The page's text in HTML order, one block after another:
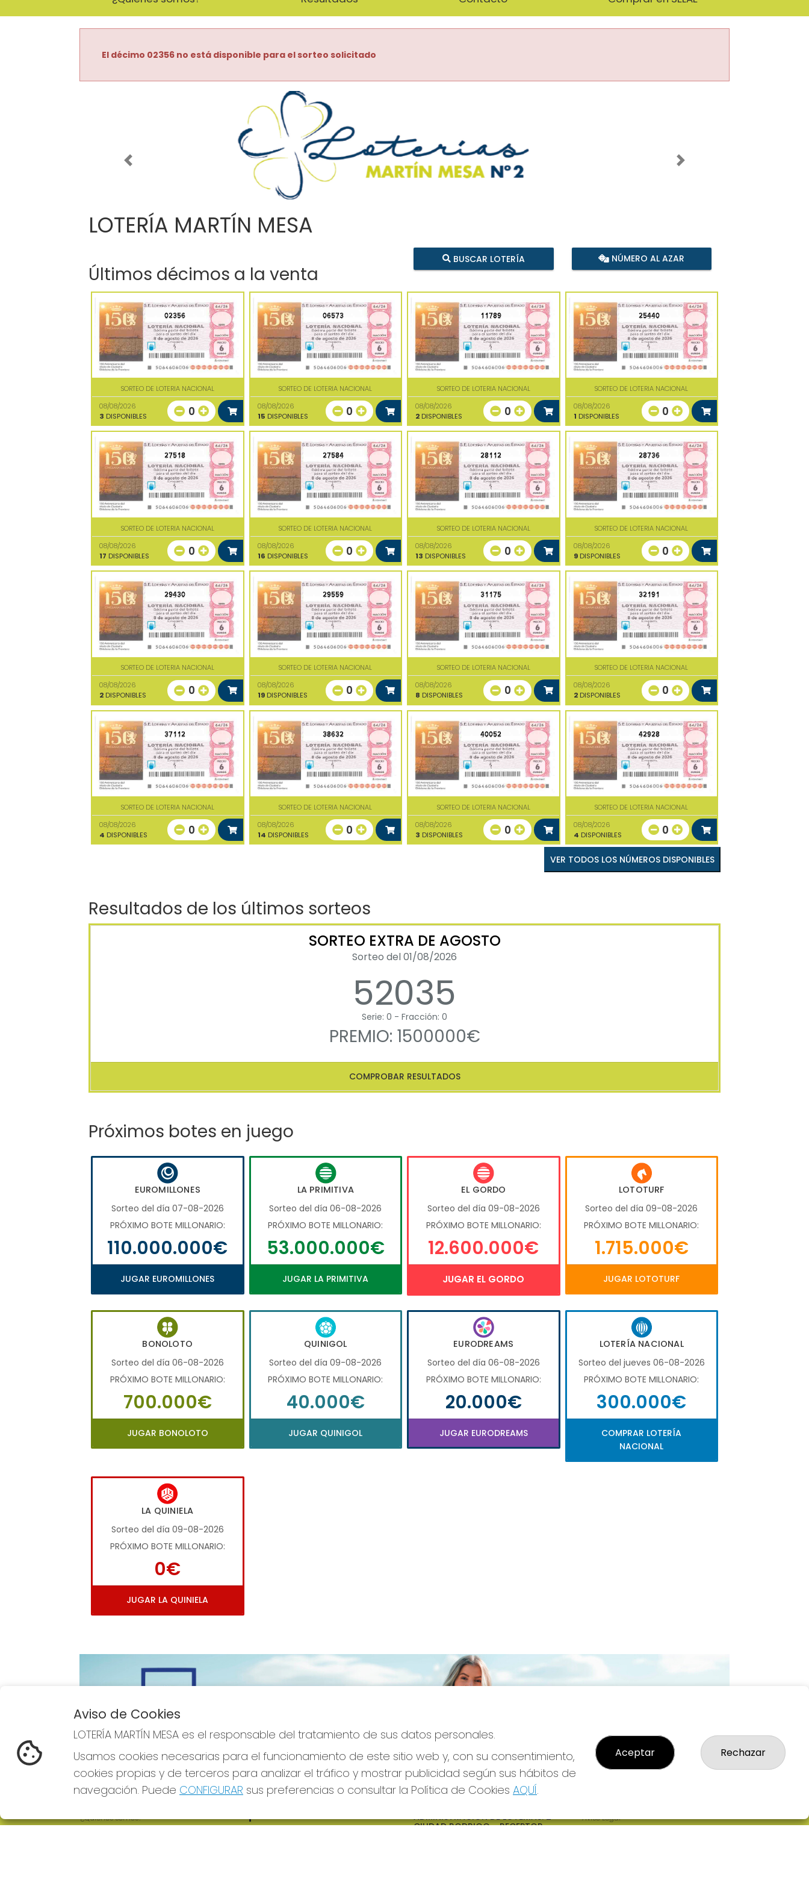
El décimo 02356 no está disponible para el sorteo solicitado
Imagen anterior Imagen siguiente
LOTERÍA MARTÍN MESA
Últimos décimos a la venta
BUSCAR LOTERÍA NÚMERO AL AZAR
02356
SORTEO DE LOTERIA NACIONAL
08/08/2026
3 DISPONIBLES 0
06573
SORTEO DE LOTERIA NACIONAL
08/08/2026
15 DISPONIBLES 0
11789
SORTEO DE LOTERIA NACIONAL
08/08/2026
2 DISPONIBLES 0
25440
SORTEO DE LOTERIA NACIONAL
08/08/2026
1 DISPONIBLES 0
27518
SORTEO DE LOTERIA NACIONAL
08/08/2026
17 DISPONIBLES 0
27584
SORTEO DE LOTERIA NACIONAL
08/08/2026
16 DISPONIBLES 0
28112
SORTEO DE LOTERIA NACIONAL
08/08/2026
13 DISPONIBLES 0
28736
SORTEO DE LOTERIA NACIONAL
08/08/2026
9DISPONIBLES 0
29430
SORTEO DE LOTERIA NACIONAL
08/08/2026
2 DISPONIBLES 0
29559
SORTEO DE LOTERIA NACIONAL
08/08/2026
19DISPONIBLES 0
31175
SORTEO DE LOTERIA NACIONAL
08/08/2026
8 DISPONIBLES 0
32191
SORTEO DE LOTERIA NACIONAL
08/08/2026
2DISPONIBLES 0
37112
SORTEO DE LOTERIA NACIONAL
08/08/2026
4 DISPONIBLES 0
38632
SORTEO DE LOTERIA NACIONAL
08/08/2026
14 DISPONIBLES 0
40052
SORTEO DE LOTERIA NACIONAL
08/08/2026
3 DISPONIBLES 0
42928
SORTEO DE LOTERIA NACIONAL
08/08/2026
4 DISPONIBLES 0
VER TODOS LOS NÚMEROS DISPONIBLES
Resultados de los últimos sorteos
SORTEO EXTRA DE AGOSTO
Sorteo del 01/08/2026
52035
Serie: 0 - Fracción: 0
PREMIO: 1500000€
COMPROBAR RESULTADOS
Próximos botes en juego
EUROMILLONES
Sorteo del día 07-08-2026
PRÓXIMO BOTE MILLONARIO:
110.000.000€
JUGAR EUROMILLONES
LA PRIMITIVA
Sorteo del día 06-08-2026
PRÓXIMO BOTE MILLONARIO:
53.000.000€
JUGAR LA PRIMITIVA
EL GORDO
Sorteo del día 09-08-2026
PRÓXIMO BOTE MILLONARIO:
12.600.000€
JUGAR EL GORDO
LOTOTURF
Sorteo del día 09-08-2026
PRÓXIMO BOTE MILLONARIO:
1.715.000€
JUGAR LOTOTURF
BONOLOTO
Sorteo del día 06-08-2026
PRÓXIMO BOTE MILLONARIO:
700.000€
JUGAR BONOLOTO
QUINIGOL
Sorteo del día 09-08-2026
PRÓXIMO BOTE MILLONARIO:
40.000€
JUGAR QUINIGOL
EURODREAMS
Sorteo del día 06-08-2026
PRÓXIMO BOTE MILLONARIO:
20.000€
JUGAR EURODREAMS
LOTERÍA NACIONAL
Sorteo del jueves 06-08-2026
PRÓXIMO BOTE MILLONARIO:
300.000€
COMPRAR LOTERÍA
NACIONAL
LA QUINIELA
Sorteo del día 09-08-2026
PRÓXIMO BOTE MILLONARIO:
0€
JUGAR LA QUINIELA
Imagen anterior
LOTERÍA MARTÍN MESA
¿Quiénes somos?
REDES SOCIALES
ADMINISTRACION DE LOTERIAS: 2-
CIUDAD RODRIGO - RECEPTOR
Aviso Legal
Aviso de Cookies
LOTERÍA MARTÍN MESA es el responsable del tratamiento de sus datos personales.
Usamos cookies necesarias para el funcionamiento de este sitio web y, con su consentimiento,
cookies propias y de terceros para analizar el tráfico y mostrar publicidad según sus hábitos de
navegación. Puede CONFIGURAR sus preferencias o consultar la Política de Cookies AQUÍ.
Aceptar Rechazar